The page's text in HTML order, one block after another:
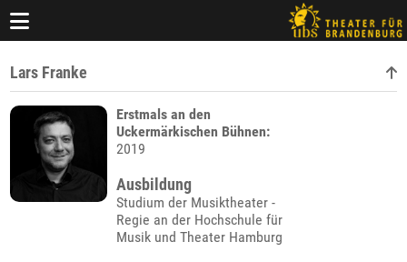
Lars Franke
Erstmals an den
Uckermärkischen Bühnen:
2019
Ausbildung
Studium der Musiktheater -
Regie an der Hochschule für
Musik und Theater Hamburg